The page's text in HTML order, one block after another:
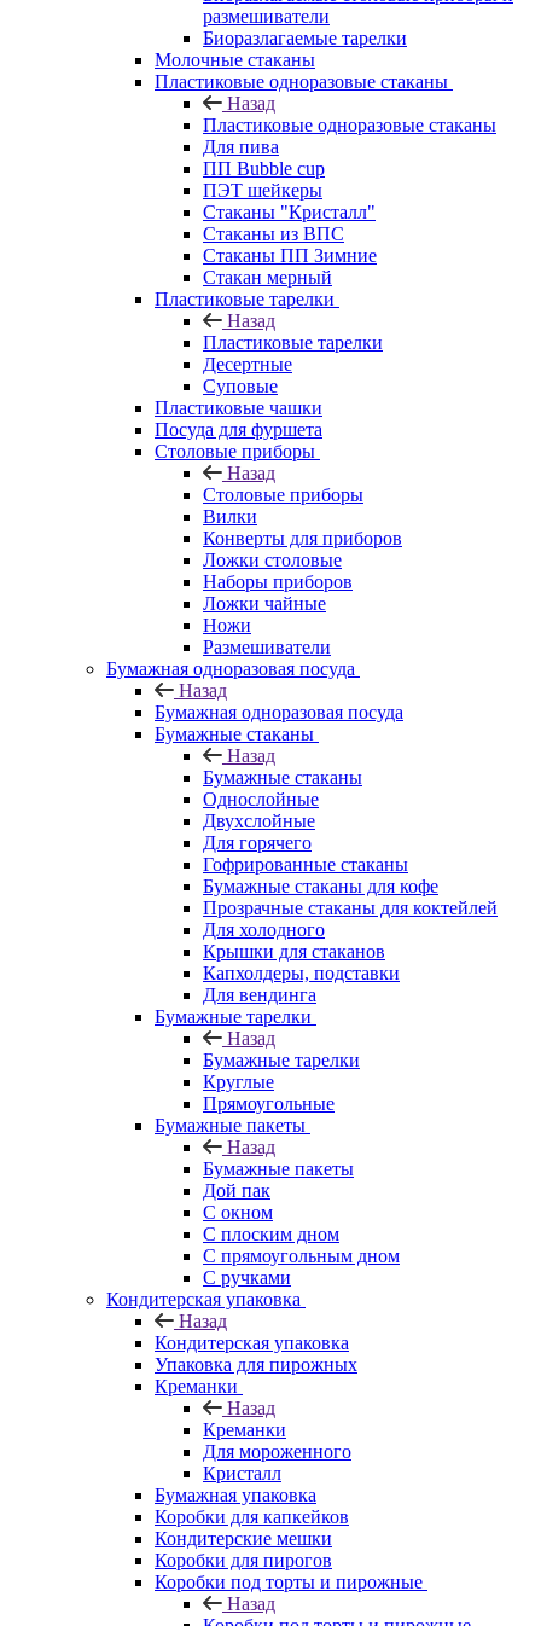
размешиватели
Биоразлагаемые тарелки
Молочные стаканы
Пластиковые одноразовые стаканы
Назад
Пластиковые одноразовые стаканы
Для пива
ПП Bubble cup
ПЭТ шейкеры
Стаканы "Кристалл"
Стаканы из ВПС
Стаканы ПП Зимние
Стакан мерный
Пластиковые тарелки
Назад
Пластиковые тарелки
Десертные
Суповые
Пластиковые чашки
Посуда для фуршета
Столовые приборы
Назад
Столовые приборы
Вилки
Конверты для приборов
Ложки столовые
Наборы приборов
Ложки чайные
Ножи
Размешиватели
Бумажная одноразовая посуда
Назад
Бумажная одноразовая посуда
Бумажные стаканы
Назад
Бумажные стаканы
Однослойные
Двухслойные
Для горячего
Гофрированные стаканы
Бумажные стаканы для кофе
Прозрачные стаканы для коктейлей
Для холодного
Крышки для стаканов
Капхолдеры, подставки
Для вендинга
Бумажные тарелки
Назад
Бумажные тарелки
Круглые
Прямоугольные
Бумажные пакеты
Назад
Бумажные пакеты
Дой пак
С окном
С плоским дном
С прямоугольным дном
С ручками
Кондитерская упаковка
Назад
Кондитерская упаковка
Упаковка для пирожных
Креманки
Назад
Креманки
Для мороженного
Кристалл
Бумажная упаковка
Коробки для капкейков
Кондитерские мешки
Коробки для пирогов
Коробки под торты и пирожные
Назад